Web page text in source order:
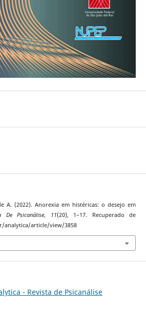
A. (2022). Anorexia em histéricas: o desejo em
De Psicanálise, 11(20), 1–17. Recuperado de
analytica/article/view/3858
- Revista de Psicanálise